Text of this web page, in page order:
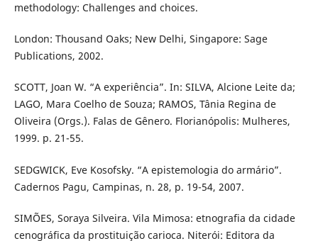
methodology: Challenges and choices.
London: Thousand Oaks; New Delhi, Singapore: Sage
Publications, 2002.
SCOTT, Joan W. “A experiência”. In: SILVA, Alcione Leite da;
LAGO, Mara Coelho de Souza; RAMOS, Tânia Regina de
Oliveira (Orgs.). Falas de Gênero. Florianópolis: Mulheres,
1999. p. 21-55.
SEDGWICK, Eve Kosofsky. “A epistemologia do armário”.
Cadernos Pagu, Campinas, n. 28, p. 19-54, 2007.
SIMÕES, Soraya Silveira. Vila Mimosa: etnografia da cidade
cenográfica da prostituição carioca. Niterói: Editora da